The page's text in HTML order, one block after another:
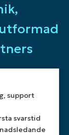
support
svarstid